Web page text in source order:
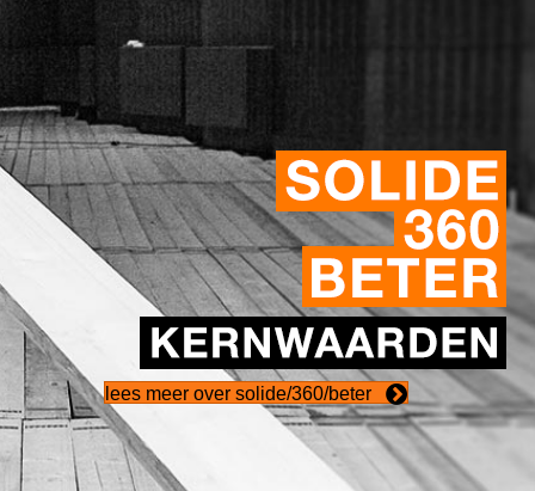
lees meer over solide/360/beter